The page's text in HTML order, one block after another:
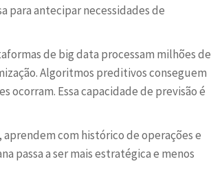
para antecipar necessidades de
de big data processam milhões de
Algoritmos preditivos conseguem
Essa capacidade de previsão é
com histórico de operações e
passa a ser mais estratégica e menos